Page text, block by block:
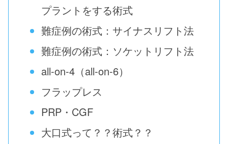
プラントをする術式
難症例の術式：サイナスリフト法
難症例の術式：ソケットリフト法
all-on-4（all-on-6）
フラップレス
PRP・CGF
大口式って？？術式？？